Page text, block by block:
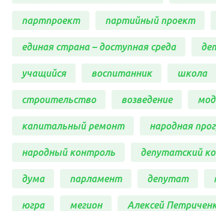
партпроект партийный проект
единая страна – доступная среда
учащийся воспитанник школа
строительство возведение
капитальный ремонт народная
народный контроль депутатский
дума парламент депутат
югра мегион Алексей